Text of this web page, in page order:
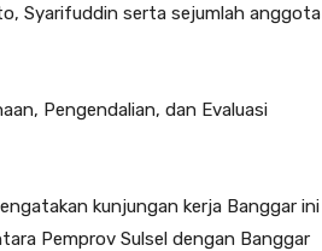
Syarifuddin serta sejumlah anggota
Pengendalian, dan Evaluasi
kunjungan kerja Banggar ini
Pemprov Sulsel dengan Banggar